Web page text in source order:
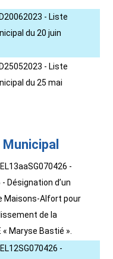
- Liste
du 20 juin
- Liste
du 25 mai
-
Désignation d’un
Maisons-Alfort pour
de la
Maryse Bastié ».
-